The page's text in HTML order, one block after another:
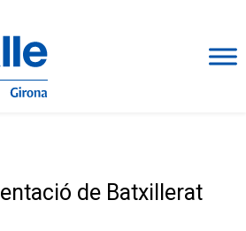
de Batxillerat